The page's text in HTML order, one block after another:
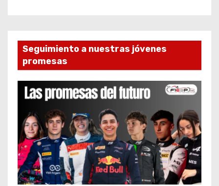
Seguimiento a nuestras jóvenes
promesas